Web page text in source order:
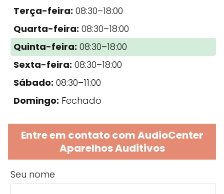
Terça-feira: 08:30–18:00
Quarta-feira: 08:30–18:00
Quinta-feira: 08:30–18:00
Sexta-feira: 08:30–18:00
Sábado: 08:30–11:00
Domingo: Fechado
Entre em contato com AudioCenter
Aparelhos Auditivos
Seu nome